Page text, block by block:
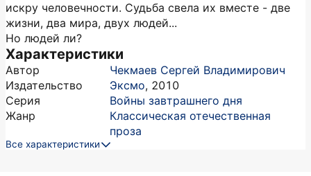
искру человечности. Судьба свела их вместе - две
жизни, два мира, двух людей...
Но людей ли?
Характеристики
Автор
Чекмаев Сергей Владимирович
Издательство
Эксмо, 2010
Серия
Войны завтрашнего дня
Жанр
Классическая отечественная
проза
Все характеристики